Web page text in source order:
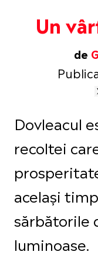
Un
de
Dovleacul
recoltei
același
sărbătorile
luminoase.